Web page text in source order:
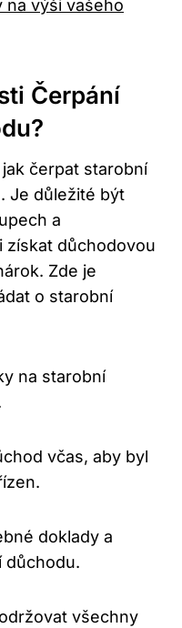
na výši vašeho
Čerpání
čerpat starobní
Je důležité být
a
získat důchodovou
Zde je
o starobní
na starobní
včas, aby byl
doklady a
důchodu.
všechny